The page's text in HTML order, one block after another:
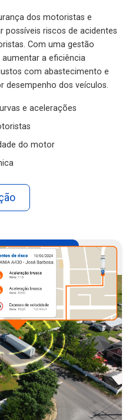
dos motoristas e
possíveis riscos de acidentes
Com uma gestão
a eficiência
com abastecimento e
desempenho dos veículos.
e acelerações
do motor